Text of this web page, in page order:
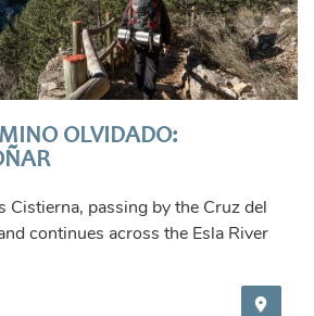
OLVIDADO:
Cistierna, passing by the Cruz del
continues across the Esla River